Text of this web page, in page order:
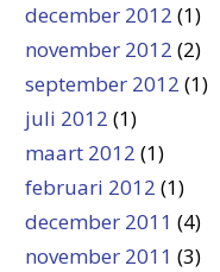
december 2012 (1)
november 2012 (2)
september 2012 (1)
juli 2012 (1)
maart 2012 (1)
februari 2012 (1)
december 2011 (4)
november 2011 (3)